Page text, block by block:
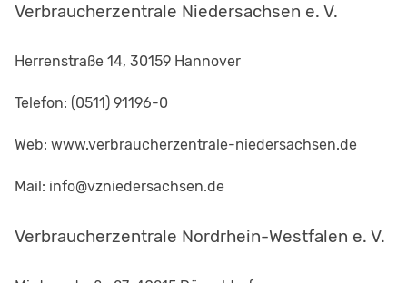
Verbraucherzentrale Niedersachsen e. V.
Herrenstraße 14, 30159 Hannover
Telefon: (0511) 91196-0
Web: www.verbraucherzentrale-niedersachsen.de
Mail: info@vzniedersachsen.de
Verbraucherzentrale Nordrhein-Westfalen e. V.